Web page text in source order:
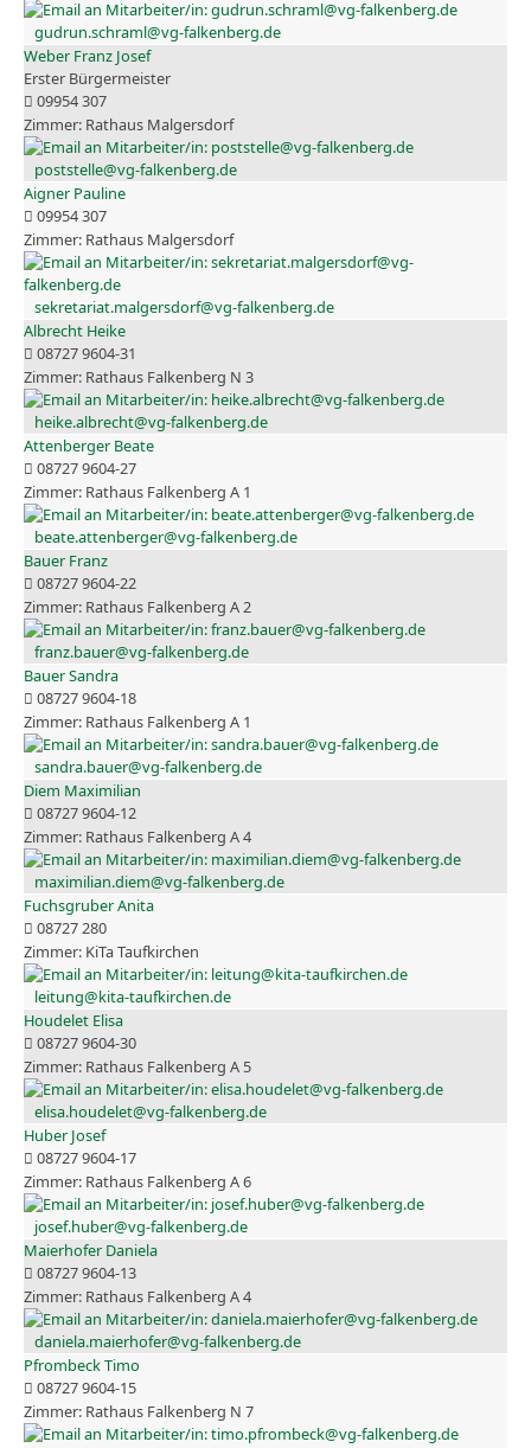
gudrun.schraml@vg-falkenberg.de
Weber Franz Josef
Erster Bürgermeister
09954 307
Rathaus Malgersdorf
poststelle@vg-falkenberg.de
Aigner Pauline
09954 307
Rathaus Malgersdorf
sekretariat.malgersdorf@vg-falkenberg.de
Albrecht Heike
08727 9604-31
Rathaus Falkenberg N 3
heike.albrecht@vg-falkenberg.de
Attenberger Beate
08727 9604-27
Rathaus Falkenberg A 1
beate.attenberger@vg-falkenberg.de
Bauer Franz
08727 9604-22
Rathaus Falkenberg A 2
franz.bauer@vg-falkenberg.de
Bauer Sandra
08727 9604-18
Rathaus Falkenberg A 1
sandra.bauer@vg-falkenberg.de
Diem Maximilian
08727 9604-12
Rathaus Falkenberg A 4
maximilian.diem@vg-falkenberg.de
Fuchsgruber Anita
08727 280
KiTa Taufkirchen
leitung@kita-taufkirchen.de
Houdelet Elisa
08727 9604-30
Rathaus Falkenberg A 5
elisa.houdelet@vg-falkenberg.de
Huber Josef
08727 9604-17
Rathaus Falkenberg A 6
josef.huber@vg-falkenberg.de
Maierhofer Daniela
08727 9604-13
Rathaus Falkenberg A 4
daniela.maierhofer@vg-falkenberg.de
Pfrombeck Timo
08727 9604-15
Rathaus Falkenberg N 7